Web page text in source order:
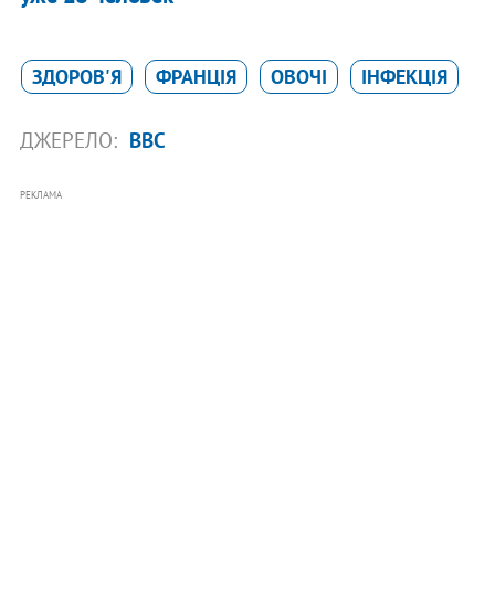
ЗДОРОВ'Я ФРАНЦІЯ ОВОЧІ ІНФЕКЦІЯ
ДЖЕРЕЛО: ВВС
РЕКЛАМА